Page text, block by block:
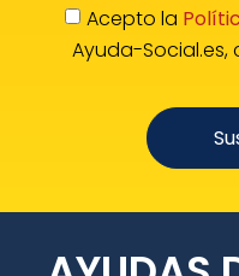
Acepto la
Ayuda-Social.es,